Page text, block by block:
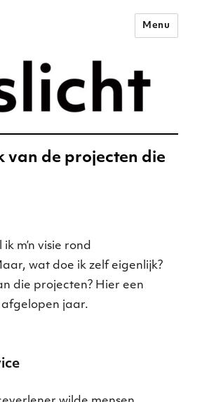
voor het
–
Menu
van de projecten die
m’n visie rond
wat doe ik zelf eigenlijk?
die projecten? Hier een
afgelopen jaar.